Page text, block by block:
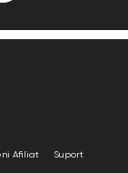
Afiliat Suport